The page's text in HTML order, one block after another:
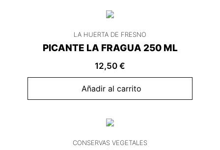
LA HUERTA DE FRESNO
PICANTE LA FRAGUA 250 ML
12,50 €
Añadir al carrito
CONSERVAS VEGETALES